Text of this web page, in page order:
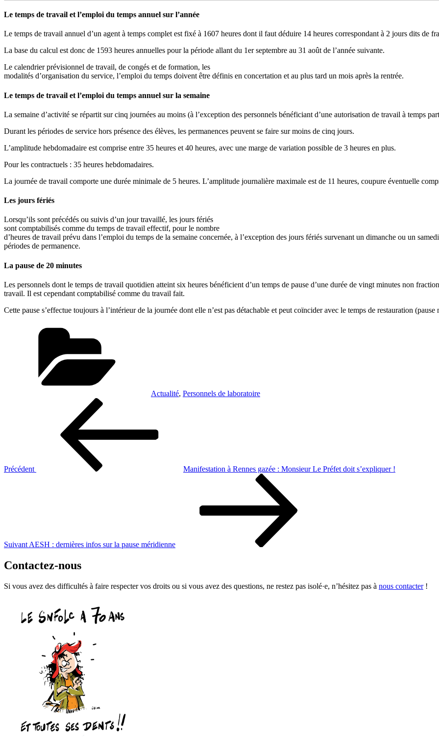
Le temps de travail et l’emploi du temps annuel sur l’année
Le temps de travail annuel d’un agent à temps complet est fixé à 1607 heures dont il faut déduire 14 heures correspondant à 2 jours dits de
La base du calcul est donc de 1593 heures annuelles pour la période allant du 1er septembre au 31 août de l’année suivante.
Le calendrier prévisionnel de travail, de congés et de formation, les
modalités d’organisation du service, l’emploi du temps doivent être définis en concertation et au plus tard un mois après la rentrée.
Le temps de travail et l’emploi du temps annuel sur la semaine
La semaine d’activité se répartit sur cinq journées au moins (à l’exception des personnels bénéficiant d’une autorisation de travail à temps
Durant les périodes de service hors présence des élèves, les permanences peuvent se faire sur moins de cinq jours.
L’amplitude hebdomadaire est comprise entre 35 heures et 40 heures, avec une marge de variation possible de 3 heures en plus.
Pour les contractuels : 35 heures hebdomadaires.
La journée de travail comporte une durée minimale de 5 heures. L’amplitude journalière maximale est de 11 heures, coupure éventuelle
Les jours fériés
Lorsqu’ils sont précédés ou suivis d’un jour travaillé, les jours fériés
sont comptabilisés comme du temps de travail effectif, pour le nombre
d’heures de travail prévu dans l’emploi du temps de la semaine concernée, à l’exception des jours fériés survenant un dimanche ou un
périodes de permanence.
La pause de 20 minutes
Les personnels dont le temps de travail quotidien atteint six heures bénéficient d’un temps de pause d’une durée de vingt minutes non
travail. Il est cependant comptabilisé comme du travail fait.
Cette pause s’effectue toujours à l’intérieur de la journée dont elle n’est pas détachable et peut coïncider avec le temps de restauration (pause
Actualité, Personnels de laboratoire
Précédent
Manifestation à Rennes gazée : Monsieur Le Préfet doit s’expliquer !
Suivant AESH : dernières infos sur la pause méridienne
Contactez-nous
Si vous avez des difficultés à faire respecter vos droits ou si vous avez des questions, ne restez pas isolé·e, n’hésitez pas à nous contacter!